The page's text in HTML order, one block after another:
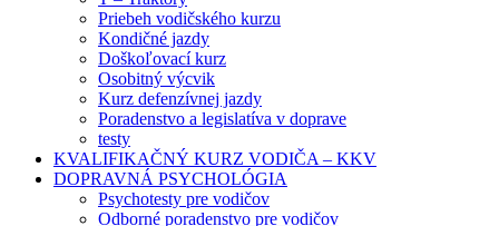
Priebeh vodičského kurzu
Kondičné jazdy
Doškoľovací kurz
Osobitný výcvik
Kurz defenzívnej jazdy
Poradenstvo a legislatíva v doprave
testy
KVALIFIKAČNÝ KURZ VODIČA – KKV
DOPRAVNÁ PSYCHOLÓGIA
Psychotesty pre vodičov
Odborné poradenstvo pre vodičov